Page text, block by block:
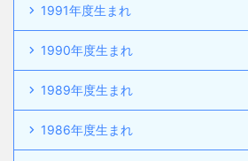
1991年度生まれ
1990年度生まれ
1989年度生まれ
1986年度生まれ